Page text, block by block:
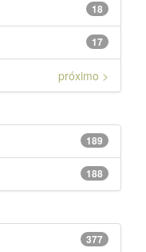
18
17
próximo >
189
188
377